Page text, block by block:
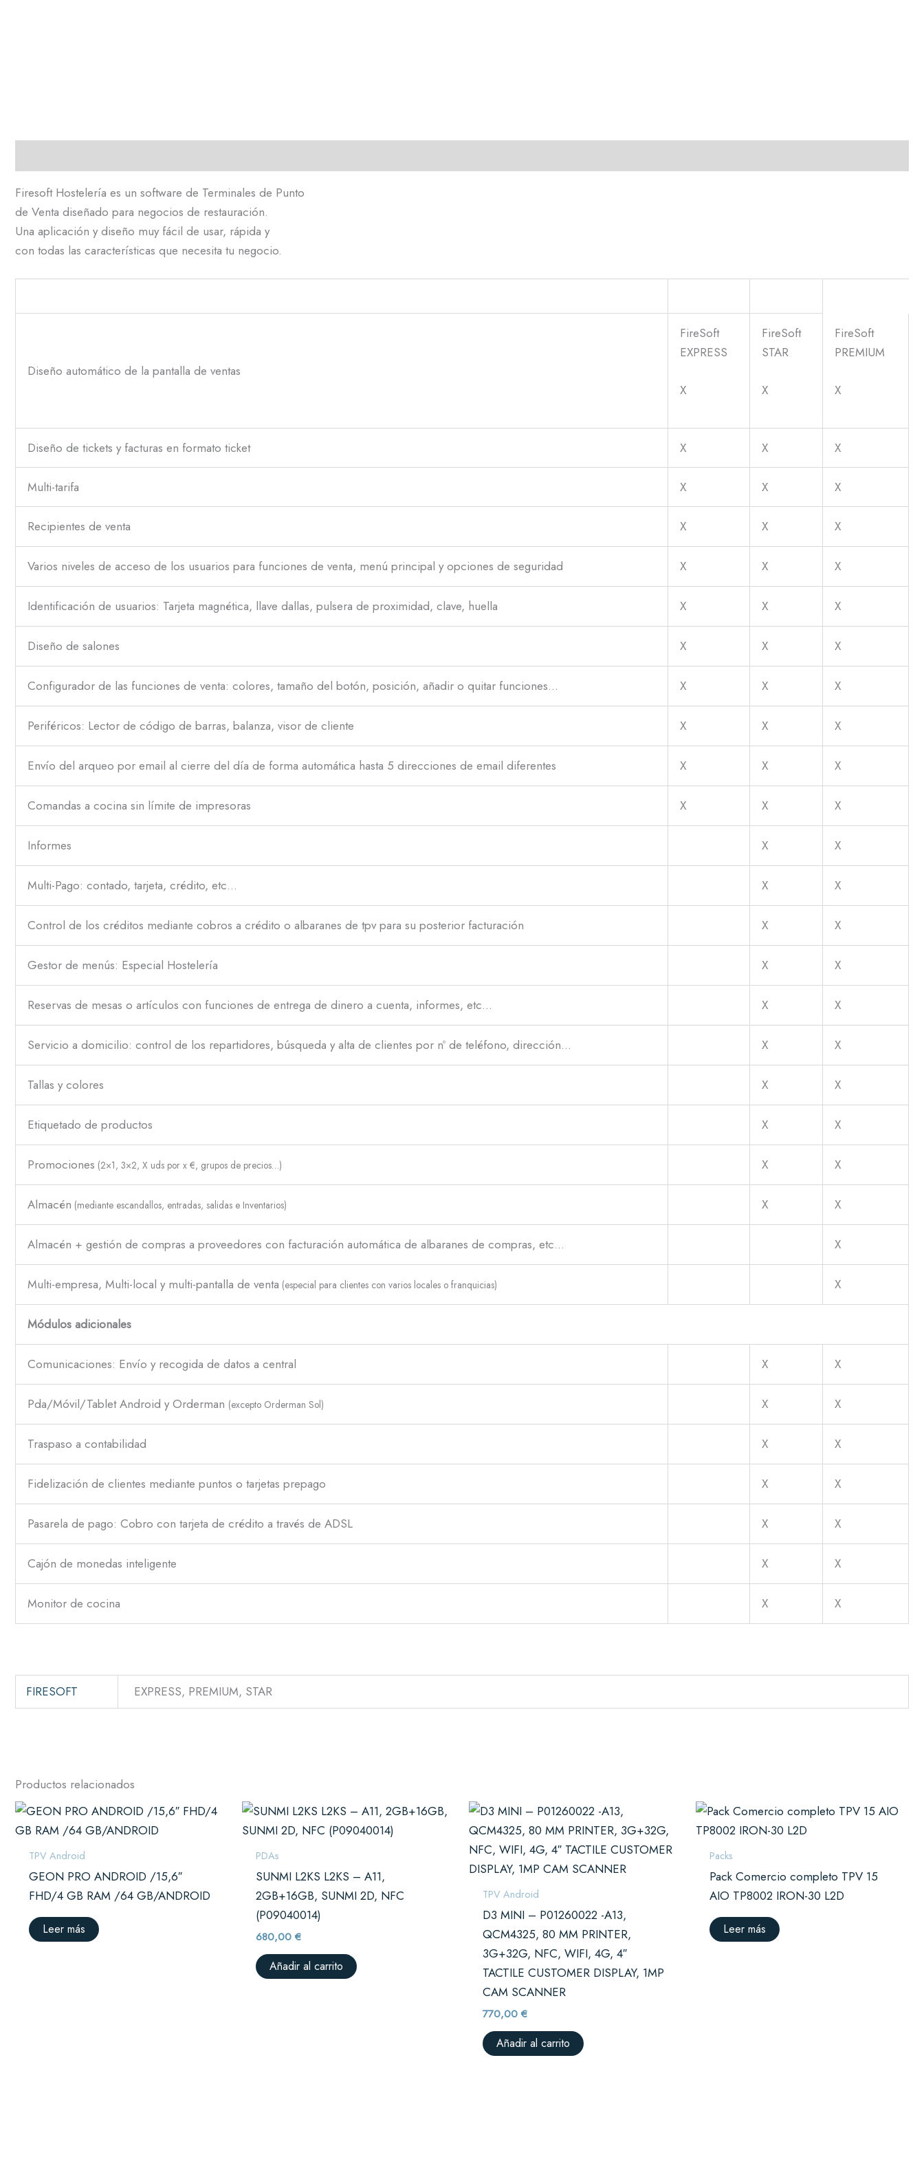
Firesoft Hostelería es un software de Terminales de Punto
de Venta diseñado para negocios de restauración.
Una aplicación y diseño muy fácil de usar, rápida y
con todas las características que necesita tu negocio.
Diseño automático de la pantalla de ventas
FireSoft
EXPRESS
X
FireSoft
STAR
X
FireSoft
PREMIUM
X
Diseño de tickets y facturas en formato ticket X X X
Multi-tarifa X X X
Recipientes de venta X X X
Varios niveles de acceso de los usuarios para funciones de venta, menú principal y opciones de seguridad X X X
Identificación de usuarios: Tarjeta magnética, llave dallas, pulsera de proximidad, clave, huella X X X
Diseño de salones X X X
Configurador de las funciones de venta: colores, tamaño del botón, posición, añadir o quitar funciones… X X X
Periféricos: Lector de código de barras, balanza, visor de cliente X X X
Envío del arqueo por email al cierre del día de forma automática hasta 5 direcciones de email diferentes X X X
Comandas a cocina sin límite de impresoras X X X
Informes X X
Multi-Pago: contado, tarjeta, crédito, etc… X X
Control de los créditos mediante cobros a crédito o albaranes de tpv para su posterior facturación X X
Gestor de menús: Especial Hostelería X X
Reservas de mesas o artículos con funciones de entrega de dinero a cuenta, informes, etc… X X
Servicio a domicilio: control de los repartidores, búsqueda y alta de clientes por nº de teléfono, dirección… X X
Tallas y colores X X
Etiquetado de productos X X
Promociones (2×1, 3×2, X uds por x €, grupos de precios…) X X
Almacén (mediante escandallos, entradas, salidas e Inventarios) X X
Almacén + gestión de compras a proveedores con facturación automática de albaranes de compras, etc… X
Multi-empresa, Multi-local y multi-pantalla de venta (especial para clientes con varios locales o franquicias) X
Módulos adicionales
Comunicaciones: Envío y recogida de datos a central X X
Pda/Móvil/Tablet Android y Orderman (excepto Orderman Sol) X X
Traspaso a contabilidad X X
Fidelización de clientes mediante puntos o tarjetas prepago X X
Pasarela de pago: Cobro con tarjeta de crédito a través de ADSL X X
Cajón de monedas inteligente X X
Monitor de cocina X X
FIRESOFT EXPRESS, PREMIUM, STAR
Productos relacionados
TPV Android
GEON PRO ANDROID /15,6″
FHD/4 GB RAM /64 GB/ANDROID
Leer más
PDAs
SUNMI L2KS L2KS – A11,
2GB+16GB, SUNMI 2D, NFC
(P09040014)
680,00€
Añadir al carrito
TPV Android
D3 MINI – P01260022 -A13,
QCM4325, 80 MM PRINTER,
3G+32G, NFC, WIFI, 4G, 4″
TACTILE CUSTOMER DISPLAY, 1MP
CAM SCANNER
770,00€
Añadir al carrito
Packs
Pack Comercio completo TPV 15
AIO TP8002 IRON-30 L2D
Leer más